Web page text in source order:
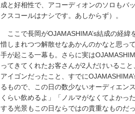
成と好相性で、アコーディオンのソロもバ
クスコールはナシです。あしからず）。
ここで長岡がOJAMASHIMA’s結成の経緯
惜しまれつつ解散せなあかんのかなと思っ
手が起こる一幕も。さらに実は
ってきてくれたお客さんが2人だけいるこ
アイゴンだったこと、すでに
るもので、この日の数少ないオーディエン
くらい飲めるよ」「ノルマがなくてよかっ
する光景もこの日ならではの貴重なものだっ